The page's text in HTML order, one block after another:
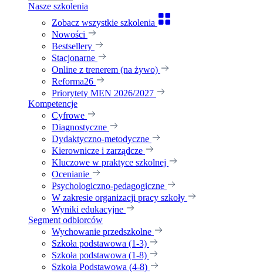
Nasze szkolenia
Zobacz wszystkie szkolenia
Nowości
Bestsellery
Stacjonarne
Online z trenerem (na żywo)
Reforma26
Priorytety MEN 2026/2027
Kompetencje
Cyfrowe
Diagnostyczne
Dydaktyczno-metodyczne
Kierownicze i zarządcze
Kluczowe w praktyce szkolnej
Ocenianie
Psychologiczno-pedagogiczne
W zakresie organizacji pracy szkoły
Wyniki edukacyjne
Segment odbiorców
Wychowanie przedszkolne
Szkoła podstawowa (1-3)
Szkoła podstawowa (1-8)
Szkoła Podstawowa (4-8)